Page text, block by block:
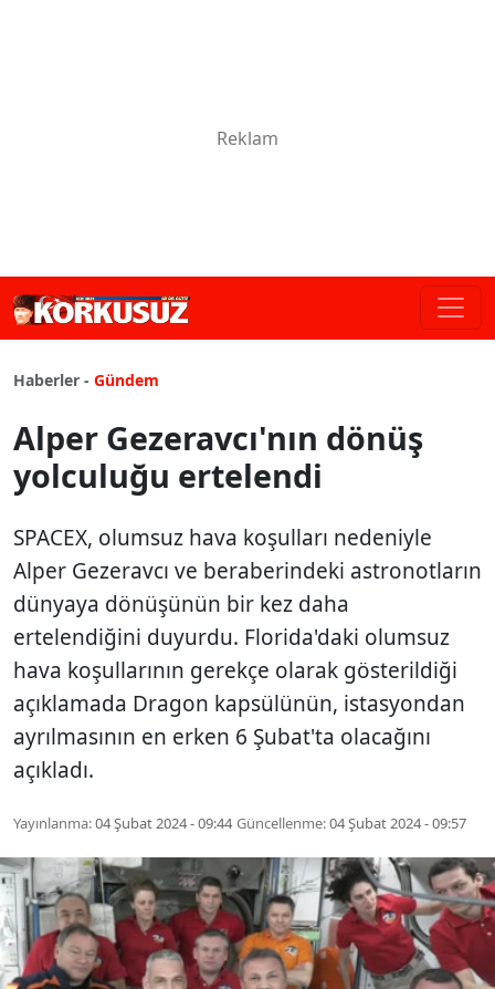
Haberler - Gündem
Alper Gezeravcı'nın dönüş
yolculuğu ertelendi
SPACEX, olumsuz hava koşulları nedeniyle
Alper Gezeravcı ve beraberindeki astronotların
dünyaya dönüşünün bir kez daha
ertelendiğini duyurdu. Florida'daki olumsuz
hava koşullarının gerekçe olarak gösterildiği
açıklamada Dragon kapsülünün, istasyondan
ayrılmasının en erken 6 Şubat'ta olacağını
açıkladı.
Yayınlanma:04 Şubat 2024 - 09:44 Güncellenme:04 Şubat 2024 - 09:57